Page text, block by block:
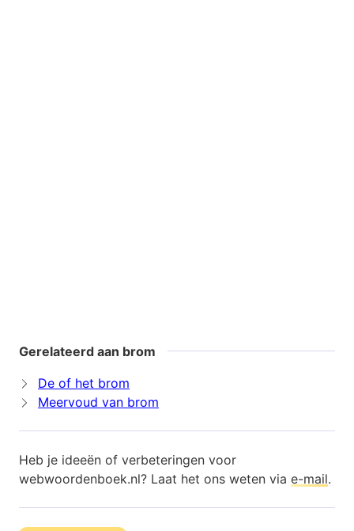
Gerelateerd aan brom
De of het brom
Meervoud van brom
Heb je ideeën of verbeteringen voor
webwoordenboek.nl? Laat het ons weten via e-mail.